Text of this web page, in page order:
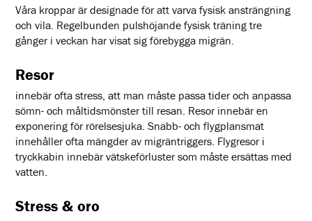
Våra kroppar är designade för att varva fysisk ansträngning
och vila. Regelbunden pulshöjande fysisk träning tre
gånger i veckan har visat sig förebygga migrän.
Resor
innebär ofta stress, att man måste passa tider och anpassa
sömn- och måltidsmönster till resan. Resor innebär en
exponering för rörelsesjuka. Snabb- och flygplansmat
innehåller ofta mängder av migräntriggers. Flygresor i
tryckkabin innebär vätskeförluster som måste ersättas med
vatten.
Stress & oro